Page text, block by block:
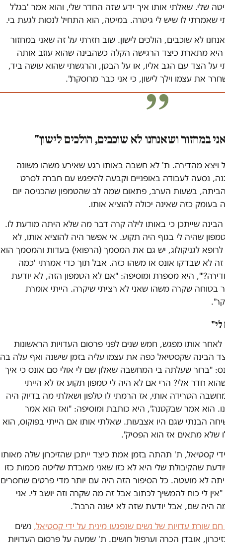
שלי. שאלתי אותו איך ידע שזה החדר שלי, והוא אמר 'בגלל
שאמרתי לו שיש לי גיטרה. במיטה, הוא התחיל לנסות לגעת בי.
לא שוכבים, הולכים לישון. שוב חזרתי על זה שאני במחזור
היא מתארת כיצד הרגישה הקלה כשהבינה שהוא עוזב אותה
על הצד עם הגב אליו, או על הבטן, והרגשתי שהוא עושה ביד,
את עצמו וילך לישון, כי אני כבר מרוסקת".
במחזור ושאנחנו לא שוכבים, הולכים לישון"
ויצא מהדירה. ת' לא חשבה באותו רגע שאירע משהו משונה
נסעה לעבודה באופניים וקבעה להיפגש עם חברה לסרט
בשעות הערב, פתאום שמה לב שהטמפון שהכניסה יום
כזה שאינה יכולה להוציא אותו.
שייתכן כי באותו לילה קרה דבר מה שלא היתה מודעת לו.
שהיה לי בגוף היה תקוע. אי אפשר היה להוציא אותו, לא
לגניקולוג, יש גם את המסמך (הרפואי) בעדות והמסמך הוא
לא שבדקו אונס או משהו כזה. אבל תוך כדי אמרתי 'כמה
היא מספרת ומוסיפה: "אם לא הטמפון הזה, לא יודעת
בטוחה שקרה משהו שאני לא רציתי שיקרה. הייתי אומרת
אותו מפגש, חמש שנים לפני פרסום העדויות הראשונות
מתאר כיצד הבינה שקסטיאל כפה את עצמו עליה בזמן שישנה ואף עלה בה
"ברור שעלתה בי המחשבה שאלון שם לי אולי סם אונס כי איך
חדר אלי? הרי אם לא היה לי טמפון תקוע אז לא הייתי
הטרידה אותי, אז הרמתי לו טלפון ושאלתי מה בדיוק היה
הוא אמר שבקטנה", היא כותבת ומוסיפה: "ואז הוא אמר
הבנתי שגם היו אצבעות. שאלתי אותו אם הייתי בפוקוס, הוא
שלא מתאים אז הוא הפסיק".
קסטיאל, ת' תהתה בזמן אמת כיצד ייתכן שהזיכרון שלה מאותו
יודעת שהקיבולת שלי היא לא כזו שאני מאבדת שליטה מכמות כזו
לא מועטה. כל הסיפור הזה היה עם יותר מדי פרטים שחסרים
לי כוח להמשיך לכתוב אבל זה מה שקרה וזה יושב לי. אני
היה שם, אבל יודעת שזה לא ישנה הרבה".
נשים
אובדן הכרה וערפול חושים. ת' שמעה על פרסום העדויות